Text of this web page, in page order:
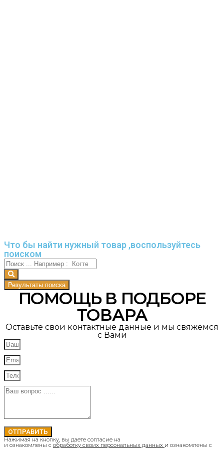
Что бы найти нужный товар ,воспользуйтесь
поиском
Результаты поиска
ПОМОЩЬ В ПОДБОРЕ
ТОВАРА
Оставьте свои контактные данные и мы свяжемся
с Вами
ОТПРАВИТЬ
Нажимая на кнопку, вы даете согласие на
и ознакомлены с обработку своих персональных данных и ознакомлены с